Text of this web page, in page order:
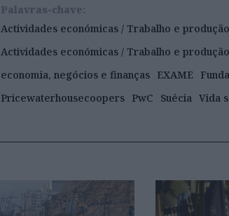
Palavras-chave:
Actividades económicas / Trabalho e
Actividades económicas / Trabalho e
economia, negócios e finanças EXAME
Pricewaterhousecoopers PwC Suécia Vida